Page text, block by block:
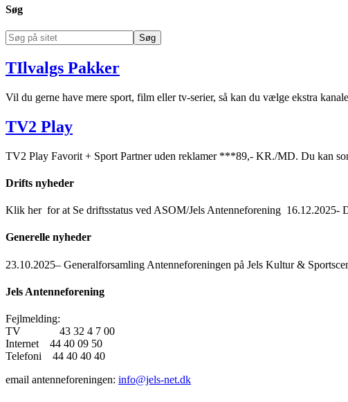
Søg
TIlvalgs Pakker
Vil du gerne have mere sport, film eller tv-serier, så kan du vælge ekstra
TV2 Play
TV2 Play Favorit + Sport Partner uden reklamer ***89,- KR./MD. Du kan
Drifts nyheder
Klik her for at Se driftsstatus ved ASOM/Jels Antenneforening 16.12.2025-
Generelle nyheder
23.10.2025– Generalforsamling Antenneforeningen på Jels Kultur &
Jels Antenneforening
Fejlmelding:
TV 43 32 4 7 00
Internet 44 40 09 50
Telefoni 44 40 40 40
email antenneforeningen: info@jels-net.dk